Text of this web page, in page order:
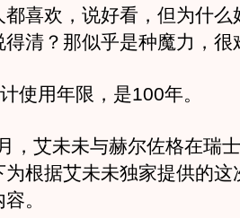
喜欢，说好看，但为什么
清？那似乎是种魔力，很
用年限，是100年。
艾未未与赫尔佐格在瑞
为根据艾未未独家提供的这
。